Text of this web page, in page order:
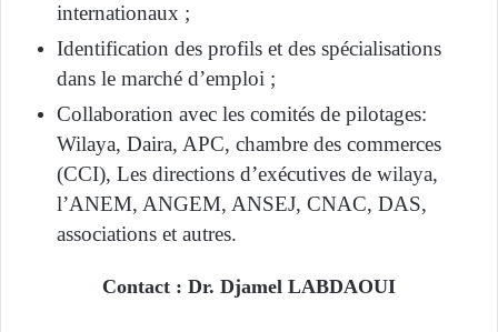
internationaux ;
Identification des profils et des spécialisations
dans le marché d’emploi ;
Collaboration avec les comités de pilotages:
Wilaya, Daira, APC, chambre des commerces
(CCI), Les directions d’exécutives de wilaya,
l’ANEM, ANGEM, ANSEJ, CNAC, DAS,
associations et autres.
Contact : Dr. Djamel LABDAOUI